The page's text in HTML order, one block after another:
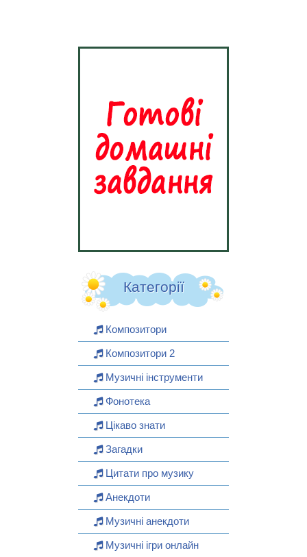
Категорії
Композитори
Композитори 2
Музичні інструменти
Фонотека
Цікаво знати
Загадки
Цитати про музику
Анекдоти
Музичні анекдоти
Музичні ігри онлайн